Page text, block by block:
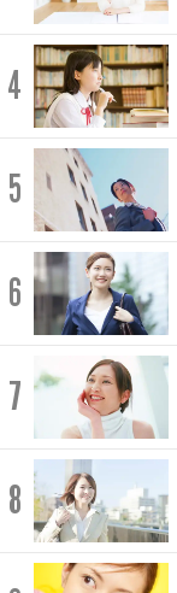
4
5
6
7
8